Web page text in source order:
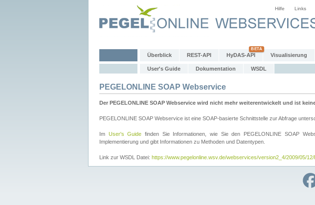
Hilfe Links
Überblick REST-API HyDAS-API Visualisierung
User's Guide Dokumentation WSDL
PEGELONLINE SOAP Webservice
Der PEGELONLINE SOAP Webservice wird nicht mehr weiterentwickelt und ist
PEGELONLINE SOAP Webservice ist eine SOAP-basierte Schnittstelle zur Abfrage
Im User's Guide finden Sie Informationen, wie Sie den PEGELONLINE SOAP
Implementierung und gibt Informationen zu Methoden und Datentypen.
Link zur WSDL Datei: https://www.pegelonline.wsv.de/webservices/version2_4/2009/05/12/